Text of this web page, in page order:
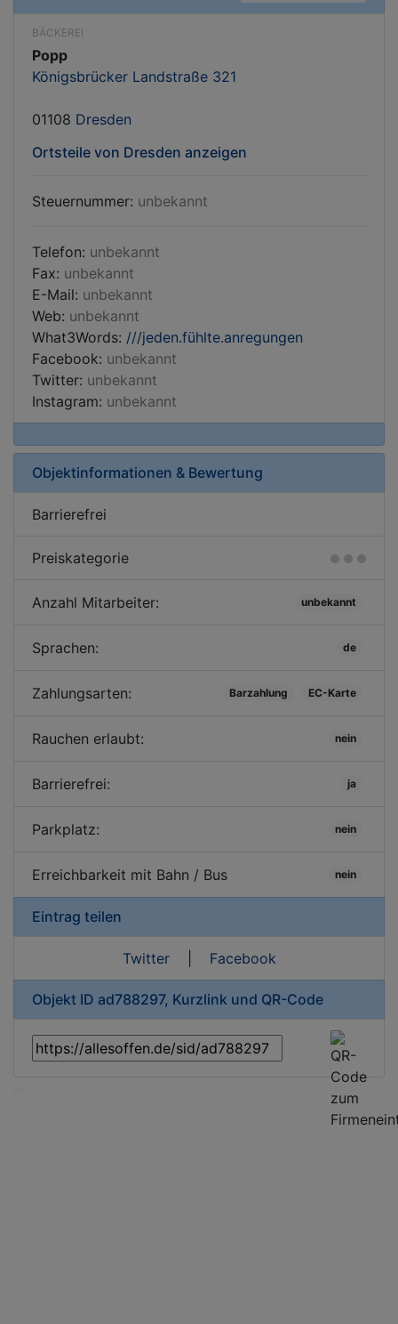
BÄCKEREI
Popp
Königsbrücker Landstraße 321
01108 Dresden
Ortsteile von Dresden anzeigen
Steuernummer: unbekannt
Telefon: unbekannt
Fax: unbekannt
E-Mail: unbekannt
Web: unbekannt
What3Words: ///jeden.fühlte.anregungen
Facebook: unbekannt
Twitter: unbekannt
Instagram: unbekannt
Objektinformationen & Bewertung
Barrierefrei
Preiskategorie
Anzahl Mitarbeiter: unbekannt
Sprachen: de
Zahlungsarten: Barzahlung EC-Karte
Rauchen erlaubt: nein
Barrierefrei: ja
Parkplatz: nein
Erreichbarkeit mit Bahn / Bus nein
Eintrag teilen
Twitter| Facebook
Objekt ID ad788297, Kurzlink und QR-Code